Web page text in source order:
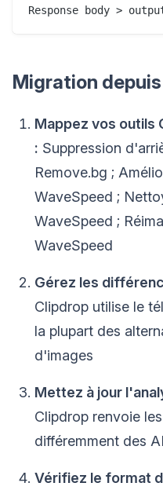
Migration
Mappez vos outils
: Suppression
Remove.bg ;
WaveSpeed ;
WaveSpeed ;
WaveSpeed
Gérez les
Clipdrop utilise le
la plupart des
d'images
Mettez à jour
Clipdrop renvoie
différemment des
Vérifiez le format